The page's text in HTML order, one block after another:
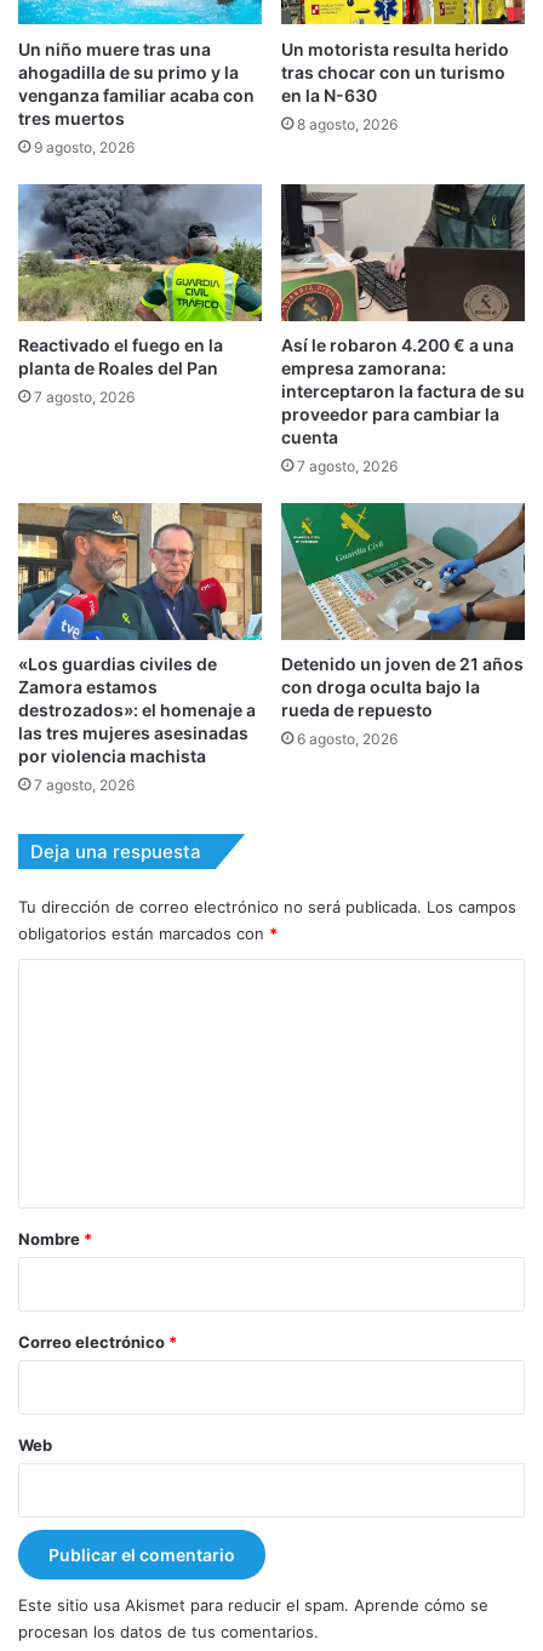
Un niño muere tras una
ahogadilla de su primo y la
venganza familiar acaba con
tres muertos
9 agosto, 2026
Un motorista resulta herido
tras chocar con un turismo
en la N-630
8 agosto, 2026
Reactivado el fuego en la
planta de Roales del Pan
7 agosto, 2026
Así le robaron 4.200 € a una
empresa zamorana:
interceptaron la factura de su
proveedor para cambiar la
cuenta
7 agosto, 2026
«Los guardias civiles de
Zamora estamos
destrozados»: el homenaje a
las tres mujeres asesinadas
por violencia machista
7 agosto, 2026
Detenido un joven de 21 años
con droga oculta bajo la
rueda de repuesto
6 agosto, 2026
Deja una respuesta
Tu dirección de correo electrónico no será publicada. Los campos
obligatorios están marcados con *
r
*
Nombre *
Correo electrónico *
Web
Este sitio usa Akismet para reducir el spam. Aprende cómo se
procesan los datos de tus comentarios.